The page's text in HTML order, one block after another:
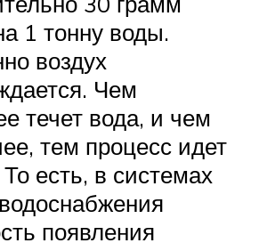
1 тонну воды.
воздух
Чем
течет вода, и чем
тем процесс идет
есть, в системах
появления